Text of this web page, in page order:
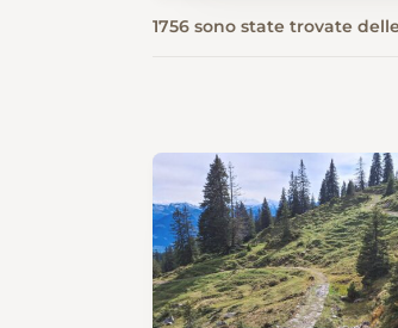
1756 sono state trovate